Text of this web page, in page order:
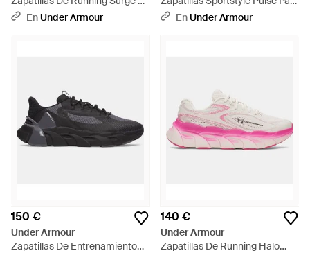
Para Mujer Halo Mod Metalico
EnUnder Armour
Mujer Distant Gris Distant Gris
EnUnder Armour
150 €
Under Armour
Zapatillas De Entrenamiento
140 €
Under Armour
Zapatillas De Running Halo